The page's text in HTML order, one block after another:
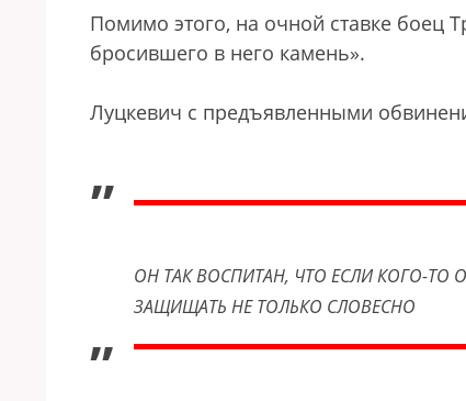
Помимо этого, на очной ставке боец
бросившего в него камень».
Луцкевич с предъявленными
„
ОН ТАК ВОСПИТАН, ЧТО ЕСЛИ КОГО-
ЗАЩИЩАТЬ НЕ ТОЛЬКО СЛОВЕСНО
”